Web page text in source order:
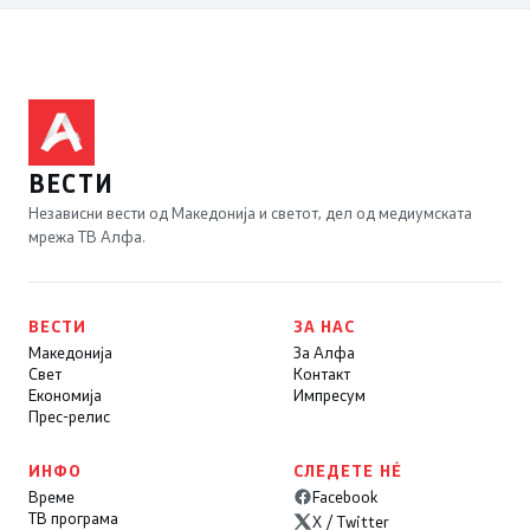
ВЕСТИ
Независни вести од Македонија и светот, дел од медиумската
мрежа ТВ Алфа.
ВЕСТИ
Македонија
Свет
Економија
Прес-релис
ЗА НАС
За Алфа
Контакт
Импресум
ИНФО
Време
ТВ програма
СЛЕДЕТЕ НÉ
Facebook
X / Twitter